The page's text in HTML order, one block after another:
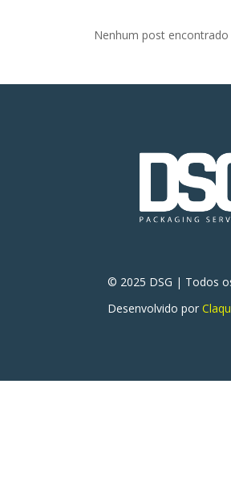
Nenhum post encontrado
© 2025 DSG | Todos
Desenvolvido por